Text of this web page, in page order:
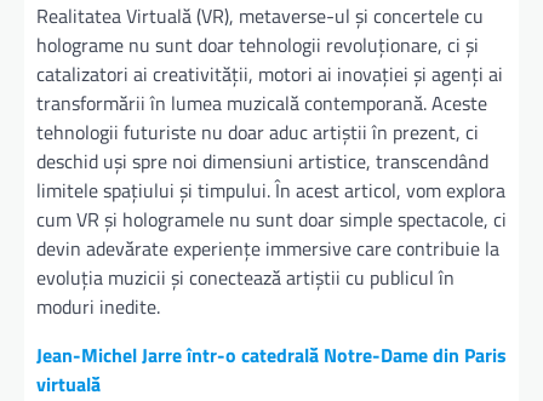
Realitatea Virtuală (VR), metaverse-ul și concertele cu
holograme nu sunt doar tehnologii revoluționare, ci și
catalizatori ai creativității, motori ai inovației și agenți ai
transformării în lumea muzicală contemporană. Aceste
tehnologii futuriste nu doar aduc artiștii în prezent, ci
deschid uși spre noi dimensiuni artistice, transcendând
limitele spațiului și timpului. În acest articol, vom explora
cum VR și hologramele nu sunt doar simple spectacole, ci
devin adevărate experiențe immersive care contribuie la
evoluția muzicii și conectează artiștii cu publicul în
moduri inedite.
Jean-Michel Jarre într-o catedrală Notre-Dame din Paris
virtuală